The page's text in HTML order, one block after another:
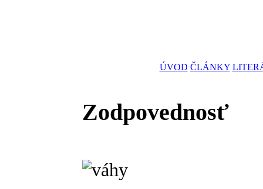
ÚVOD ČLÁNKY
Zodpovednosť